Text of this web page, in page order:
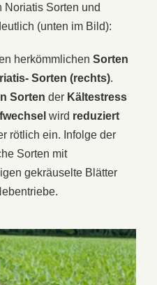
Noriatis Sorten und
(unten im Bild):
herkömmlichen Sorten
Sorten (rechts).
Sorten der Kältestress
wird reduziert
rötlich ein. Infolge der
Sorten mit
gekräuselte Blätter